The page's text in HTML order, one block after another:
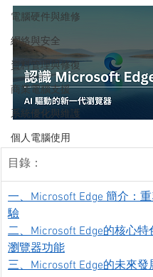
電腦硬件與維修
網絡與安全
資料管理與修復
商業電腦支援
系統優化與維護
個人電腦使用
目錄：
一、Microsoft Edge 簡介：
驗
二、Microsoft Edge的核心
瀏覽器功能
三、Microsoft Edge的未來發